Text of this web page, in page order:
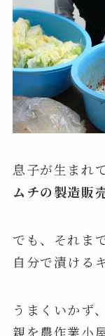
息子が生まれ
ムチの製造販
でも、それま
自分で漬ける
うまくいかず
親を農作業小